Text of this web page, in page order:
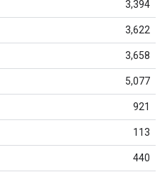
3,394
3,622
3,658
5,077
921
113
440